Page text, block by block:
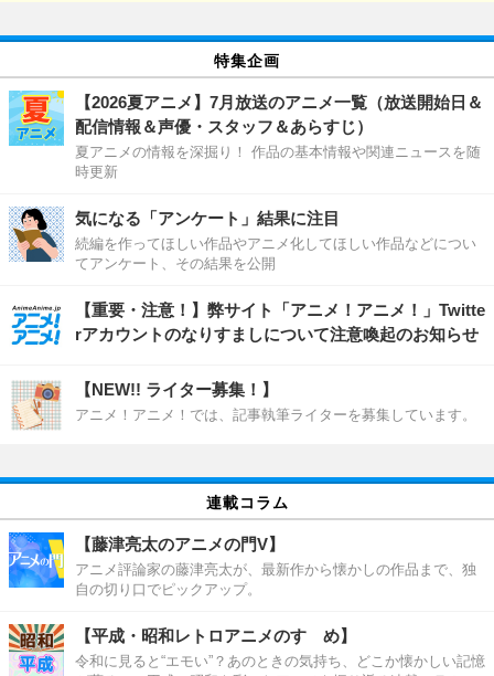
特集企画
【2026夏アニメ】7月放送のアニメ一覧（放送開始日＆
配信情報＆声優・スタッフ＆あらすじ）
夏アニメの情報を深掘り！ 作品の基本情報や関連ニュースを随
時更新
気になる「アンケート」結果に注目
続編を作ってほしい作品やアニメ化してほしい作品などについ
てアンケート、その結果を公開
【重要・注意！】弊サイト「アニメ！アニメ！」Twitte
rアカウントのなりすましについて注意喚起のお知らせ
【NEW!! ライター募集！】
アニメ！アニメ！では、記事執筆ライターを募集しています。
連載コラム
【藤津亮太のアニメの門V】
アニメ評論家の藤津亮太が、最新作から懐かしの作品まで、独
自の切り口でピックアップ。
【平成・昭和レトロアニメのすゝめ】
令和に見ると“エモい”？あのときの気持ち、どこか懐かしい記憶